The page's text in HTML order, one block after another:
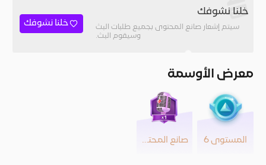
خلنا نشوفك
سيتم إشعار صانع المحتوى بجميع طلبات البث
وسيقوم البث.
خلنا نشوفك
معرض الأوسمة
المستوى 6 صانع المحتوى